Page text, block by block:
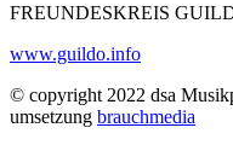
FREUNDESKREIS
www.guildo.info
© copyright 2022 dsa
umsetzung brauchmedia